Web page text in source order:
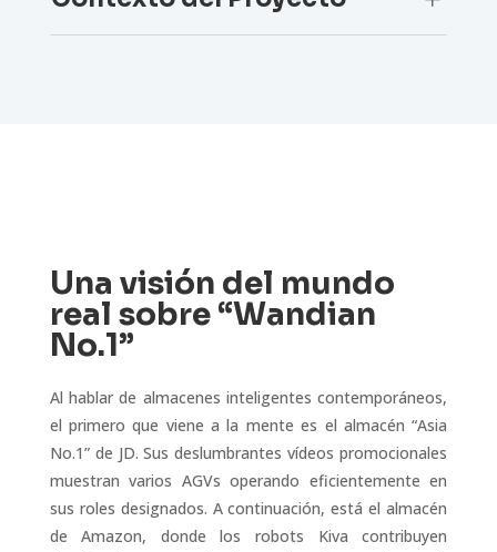
Una visión del mundo
real sobre “Wandian
No.1”
Al hablar de almacenes inteligentes contemporáneos,
el primero que viene a la mente es el almacén “Asia
No.1” de JD. Sus deslumbrantes vídeos promocionales
muestran varios AGVs operando eficientemente en
sus roles designados. A continuación, está el almacén
de Amazon, donde los robots Kiva contribuyen